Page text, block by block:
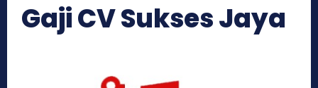
Gaji CV Sukses Jaya